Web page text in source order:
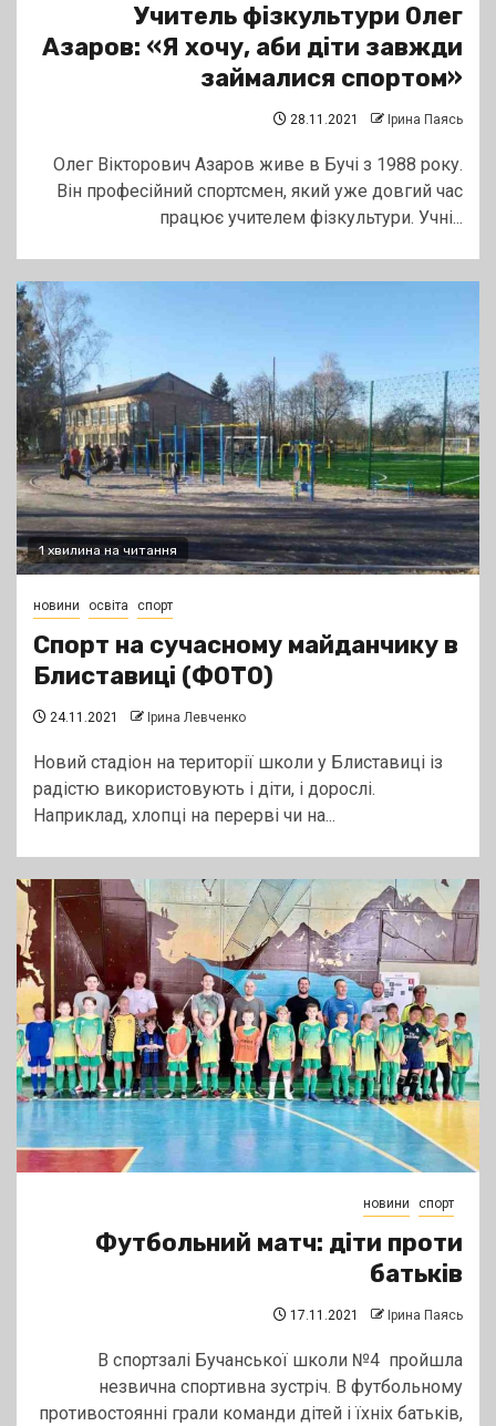
Учитель фізкультури Олег
Азаров: «Я хочу, аби діти завжди
займалися спортом»
28.11.2021 Ірина Паясь
Олег Вікторович Азаров живе в Бучі з 1988 року.
Він професійний спортсмен, який уже довгий час
працює учителем фізкультури. Учні...
1 хвилина на читання
новини освіта спорт
Спорт на сучасному майданчику в
Блиставиці (ФОТО)
24.11.2021 Ірина Левченко
Новий стадіон на території школи у Блиставиці із
радістю використовують і діти, і дорослі.
Наприклад, хлопці на перерві чи на...
новини спорт
Футбольний матч: діти проти
батьків
17.11.2021 Ірина Паясь
В спортзалі Бучанської школи №4 пройшла
незвична спортивна зустріч. В футбольному
противостоянні грали команди дітей і їхніх батьків,